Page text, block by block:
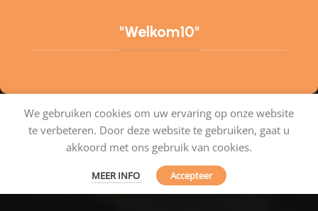
"Welkom10"
We gebruiken cookies om uw ervaring op onze website
te verbeteren. Door deze website te gebruiken, gaat u
akkoord met ons gebruik van cookies.
MEER INFO Accepteer
Tapijtenshop.com